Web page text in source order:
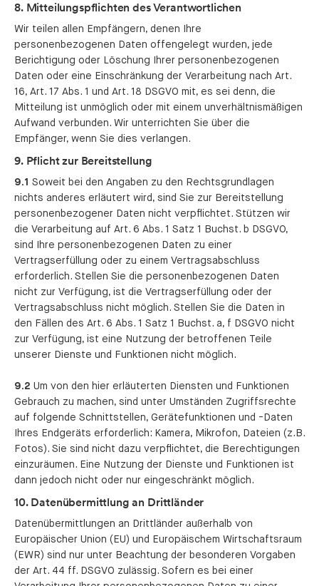
8. Mitteilungspflichten des Verantwortlichen
Wir teilen allen Empfängern, denen Ihre
personenbezogenen Daten offengelegt wurden, jede
Berichtigung oder Löschung Ihrer personenbezogenen
Daten oder eine Einschränkung der Verarbeitung nach Art.
16, Art. 17 Abs. 1 und Art. 18 DSGVO mit, es sei denn, die
Mitteilung ist unmöglich oder mit einem unverhältnismäßigen
Aufwand verbunden. Wir unterrichten Sie über die
Empfänger, wenn Sie dies verlangen.
9. Pflicht zur Bereitstellung
9.1 Soweit bei den Angaben zu den Rechtsgrundlagen
nichts anderes erläutert wird, sind Sie zur Bereitstellung
personenbezogener Daten nicht verpflichtet. Stützen wir
die Verarbeitung auf Art. 6 Abs. 1 Satz 1 Buchst. b DSGVO,
sind Ihre personenbezogenen Daten zu einer
Vertragserfüllung oder zu einem Vertragsabschluss
erforderlich. Stellen Sie die personenbezogenen Daten
nicht zur Verfügung, ist die Vertragserfüllung oder der
Vertragsabschluss nicht möglich. Stellen Sie die Daten in
den Fällen des Art. 6 Abs. 1 Satz 1 Buchst. a, f DSGVO nicht
zur Verfügung, ist eine Nutzung der betroffenen Teile
unserer Dienste und Funktionen nicht möglich.
9.2 Um von den hier erläuterten Diensten und Funktionen
Gebrauch zu machen, sind unter Umständen Zugriffsrechte
auf folgende Schnittstellen, Gerätefunktionen und -Daten
Ihres Endgeräts erforderlich: Kamera, Mikrofon, Dateien (z.B.
Fotos). Sie sind nicht dazu verpflichtet, die Berechtigungen
einzuräumen. Eine Nutzung der Dienste und Funktionen ist
dann jedoch nicht oder nur eingeschränkt möglich.
10. Datenübermittlung an Drittländer
Datenübermittlungen an Drittländer außerhalb von
Europäischer Union (EU) und Europäischem Wirtschaftsraum
(EWR) sind nur unter Beachtung der besonderen Vorgaben
der Art. 44 ff. DSGVO zulässig. Sofern es bei einer